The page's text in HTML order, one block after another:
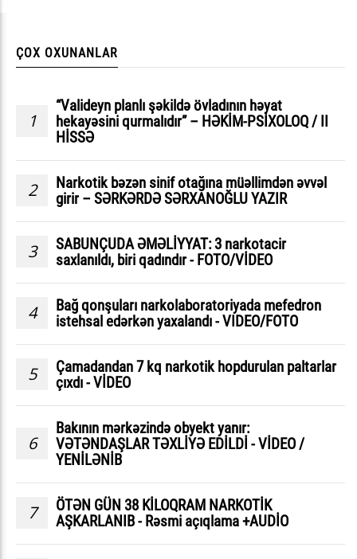
ÇOX OXUNANLAR
1
“Valideyn planlı şəkildə övladının həyat
hekayəsini qurmalıdır” – HƏKİM-PSİXOLOQ / II
HİSSƏ
2
Narkotik bəzən sinif otağına müəllimdən əvvəl
girir – SƏRKƏRDƏ SƏRXANOĞLU YAZIR
3
SABUNÇUDA ƏMƏLİYYAT: 3 narkotacir
saxlanıldı, biri qadındır - FOTO/VİDEO
4
Bağ qonşuları narkolaboratoriyada mefedron
istehsal edərkən yaxalandı - VIDEO/FOTO
5
Çamadandan 7 kq narkotik hopdurulan paltarlar
çıxdı - VİDEO
6
Bakının mərkəzində obyekt yanır:
VƏTƏNDAŞLAR TƏXLİYƏ EDİLDİ - VİDEO /
YENİLƏNİB
7
ÖTƏN GÜN 38 KİLOQRAM NARKOTİK
AŞKARLANIB - Rəsmi açıqlama +AUDİO